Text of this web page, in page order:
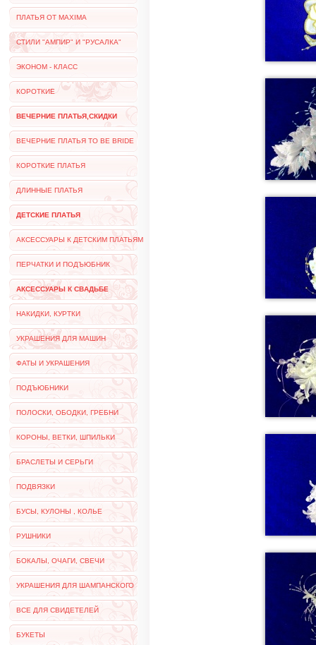
ПЛАТЬЯ ОТ MAXIMA
СТИЛИ "АМПИР" И "РУСАЛКА"
ЭКОНОМ - КЛАСС
КОРОТКИЕ
ВЕЧЕРНИЕ ПЛАТЬЯ,СКИДКИ
ВЕЧЕРНИЕ ПЛАТЬЯ TO BE BRIDE
КОРОТКИЕ ПЛАТЬЯ
ДЛИННЫЕ ПЛАТЬЯ
ДЕТСКИЕ ПЛАТЬЯ
АКСЕССУАРЫ К ДЕТСКИМ ПЛАТЬЯМ
ПЕРЧАТКИ И ПОДЪЮБНИК
АКСЕССУАРЫ К СВАДЬБЕ
НАКИДКИ, КУРТКИ
УКРАШЕНИЯ ДЛЯ МАШИН
ФАТЫ И УКРАШЕНИЯ
ПОДЪЮБНИКИ
ПОЛОСКИ, ОБОДКИ, ГРЕБНИ
КОРОНЫ, ВЕТКИ, ШПИЛЬКИ
БРАСЛЕТЫ И СЕРЬГИ
ПОДВЯЗКИ
БУСЫ, КУЛОНЫ , КОЛЬЕ
РУШНИКИ
БОКАЛЫ, ОЧАГИ, СВЕЧИ
УКРАШЕНИЯ ДЛЯ ШАМПАНСКОГО
ВСЕ ДЛЯ СВИДЕТЕЛЕЙ
БУКЕТЫ